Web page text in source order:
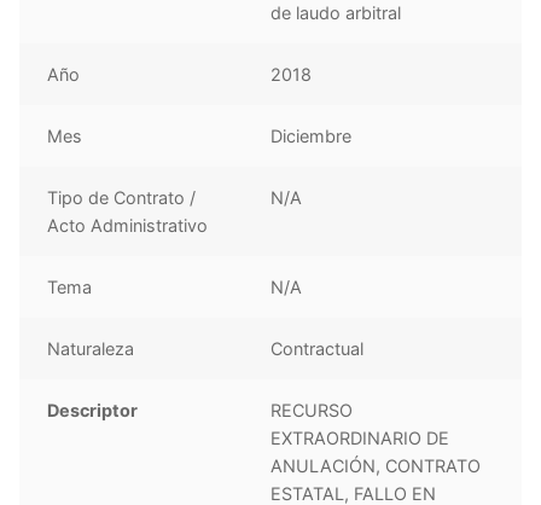
de laudo arbitral
Año 2018
Mes Diciembre
Tipo de Contrato /
Acto Administrativo
N/A
Tema N/A
Naturaleza Contractual
Descriptor
RECURSO
EXTRAORDINARIO DE
ANULACIÓN, CONTRATO
ESTATAL, FALLO EN